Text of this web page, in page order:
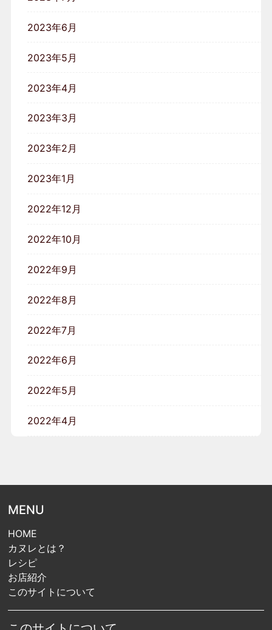
2023年6月
2023年5月
2023年4月
2023年3月
2023年2月
2023年1月
2022年12月
2022年10月
2022年9月
2022年8月
2022年7月
2022年6月
2022年5月
2022年4月
MENU
HOME
カヌレとは？
レシピ
お店紹介
このサイトについて